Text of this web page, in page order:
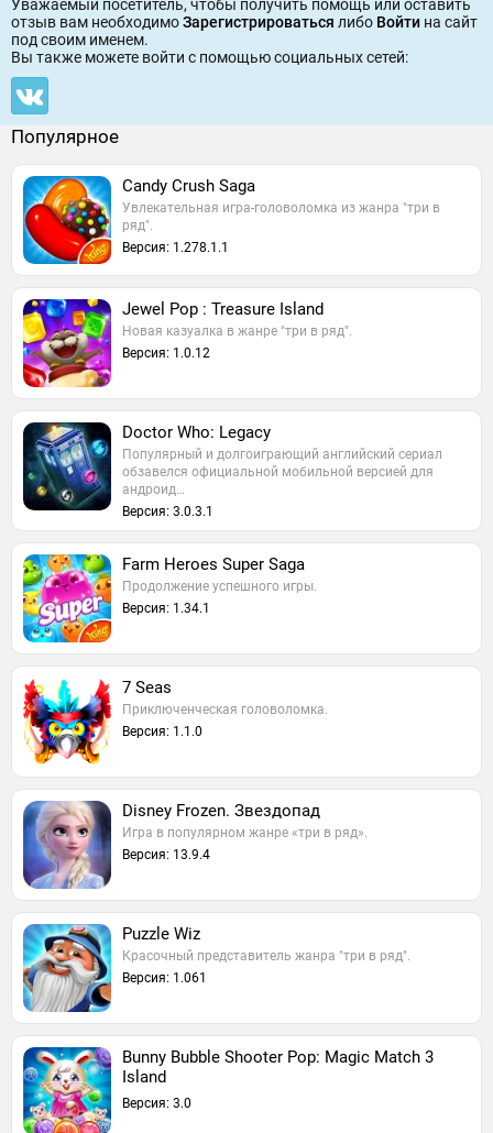
Уважаемый посетитель, чтобы получить помощь или оставить
отзыв вам необходимоЗарегистрироваться либо Войти на сайт
под своим именем.
Вы также можете войти c помощью социальных сетей:
Популярное
Candy Crush Saga
Увлекательная игра-головоломка из жанра "три в
ряд".
Версия: 1.278.1.1
Jewel Pop : Treasure Island
Новая казуалка в жанре "три в ряд".
Версия: 1.0.12
Doctor Who: Legacy
Популярный и долгоиграющий английский сериал
обзавелся официальной мобильной версией для
андроид…
Версия: 3.0.3.1
Farm Heroes Super Saga
Продолжение успешного игры.
Версия: 1.34.1
7 Seas
Приключенческая головоломка.
Версия: 1.1.0
Disney Frozen. Звездопад
Игра в популярном жанре «три в ряд».
Версия: 13.9.4
Puzzle Wiz
Красочный представитель жанра "три в ряд".
Версия: 1.061
Bunny Bubble Shooter Pop: Magic Match 3
Island
Версия: 3.0